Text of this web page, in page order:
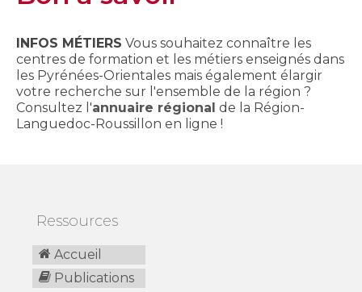
INFOS MÉTIERS Vous souhaitez connaître les
centres de formation et les métiers enseignés dans
les Pyrénées-Orientales mais également élargir
votre recherche sur l'ensemble de la région ?
Consultez l'annuaire régional de la Région-
Languedoc-Roussillon en ligne !
Ressources
Accueil
Publications